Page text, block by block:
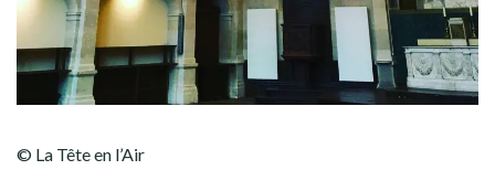
© La Tête en l’Air